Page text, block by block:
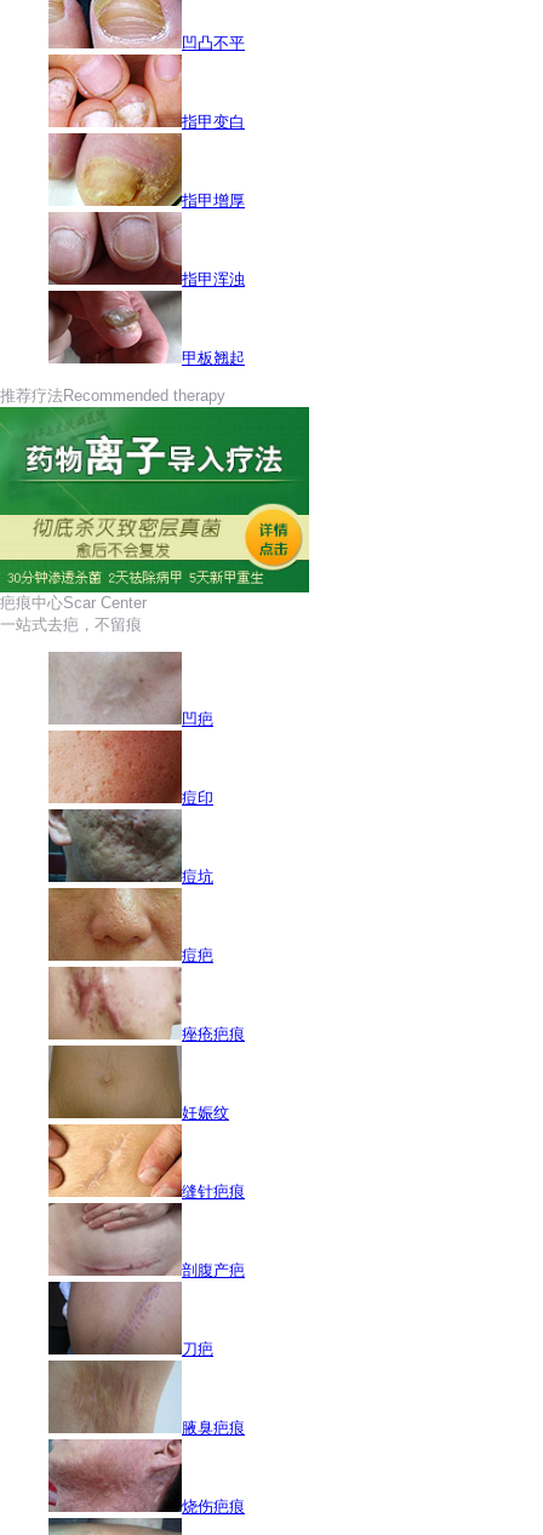
凹凸不平
指甲变白
指甲增厚
指甲浑浊
甲板翘起
推荐疗法Recommended therapy
疤痕中心Scar Center
一站式去疤，不留痕
凹疤
痘印
痘坑
痘疤
痤疮疤痕
妊娠纹
缝针疤痕
剖腹产疤
刀疤
腋臭疤痕
烧伤疤痕